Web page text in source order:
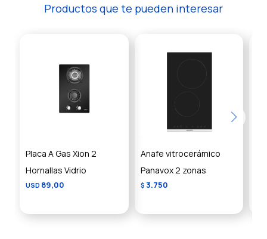
Productos que te pueden interesar
Placa A Gas Xion 2
Hornallas Vidrio
USD 89,00
Anafe vitrocerámico
Panavox 2 zonas
$ 3.750